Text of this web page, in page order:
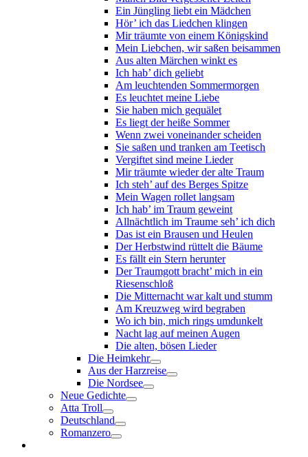
Ein Jüngling liebt ein Mädchen
Hör’ ich das Liedchen klingen
Mir träumte von einem Königskind
Mein Liebchen, wir saßen beisammen
Aus alten Märchen winkt es
Ich hab’ dich geliebt
Am leuchtenden Sommermorgen
Es leuchtet meine Liebe
Sie haben mich gequälet
Es liegt der heiße Sommer
Wenn zwei voneinander scheiden
Sie saßen und tranken am Teetisch
Vergiftet sind meine Lieder
Mir träumte wieder der alte Traum
Ich steh’ auf des Berges Spitze
Mein Wagen rollet langsam
Ich hab’ im Traum geweint
Allnächtlich im Traume seh’ ich dich
Das ist ein Brausen und Heulen
Der Herbstwind rüttelt die Bäume
Es fällt ein Stern herunter
Der Traumgott bracht’ mich in ein
Riesenschloß
Die Mitternacht war kalt und stumm
Am Kreuzweg wird begraben
Wo ich bin, mich rings umdunkelt
Nacht lag auf meinen Augen
Die alten, bösen Lieder
Die Heimkehr
Aus der Harzreise
Die Nordsee
Neue Gedichte
Atta Troll
Deutschland
Romanzero